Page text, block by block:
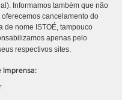
Informamos também que não
cancelamento do
de nome ISTOÉ, tampouco
apenas pelo
respectivos sites.
Imprensa: